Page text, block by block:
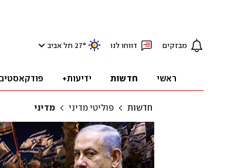
מבזקים דווחו לנו 27° תל אביב
ראשי חדשות ידיעות+ פודקאסטים
חדשות פוליטי מדיני מדיני